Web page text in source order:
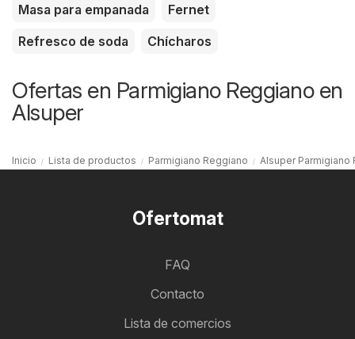
Masa para empanada
Fernet
Refresco de soda
Chícharos
Ofertas en Parmigiano Reggiano en
Alsuper
Inicio Lista de productos Parmigiano Reggiano Alsuper Parmigiano
Ofertomat
FAQ
Contacto
Lista de comercios